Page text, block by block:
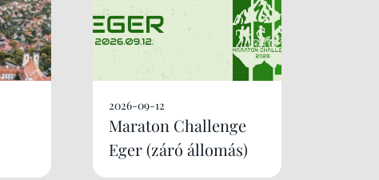
2026-09-12
Maraton Challenge
Eger (záró állomás)